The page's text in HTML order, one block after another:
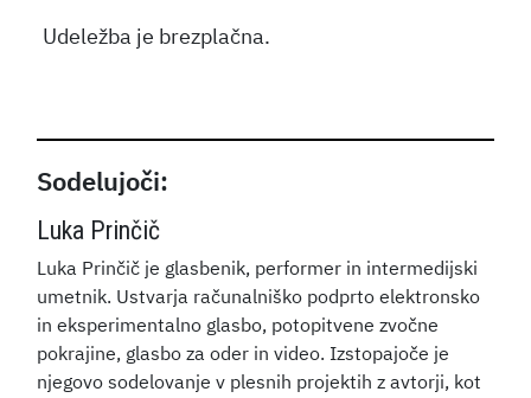
Udeležba je brezplačna.
Sodelujoči:
Luka Prinčič
Luka Prinčič je glasbenik, performer in intermedijski
umetnik. Ustvarja računalniško podprto elektronsko
in eksperimentalno glasbo, potopitvene zvočne
pokrajine, glasbo za oder in video. Izstopajoče je
njegovo sodelovanje v plesnih projektih z avtorji, kot